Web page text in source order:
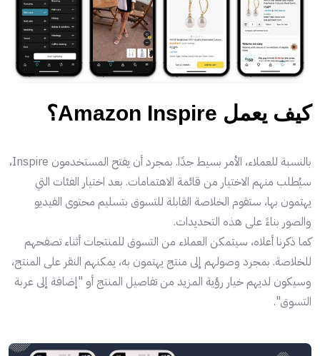
كيف يعمل Amazon Inspire؟
بالنسبة للعملاء، الأمر بسيط جدًا. بمجرد أن يفتح المستخدمون Inspire،
سيُطلب منهم الاختيار من قائمة الاهتمامات. بعد اختيار الفئات التي
يهتمون بها، ستقوم الخلاصة القابلة للتسوق بتسليم محتوى الفيديو
والصور بناءً على هذه التحديدات.
كما ذكرنا أعلاه، سيتمكن العملاء من التسوق للمنتجات أثناء تصفحهم
للخلاصة. بمجرد وصولهم إلى منتج يهتمون به، يمكنهم النقر على المنتج،
وسيكون لديهم خيار رؤية المزيد من تفاصيل المنتج أو "إضافة إلى عربة
التسوق".